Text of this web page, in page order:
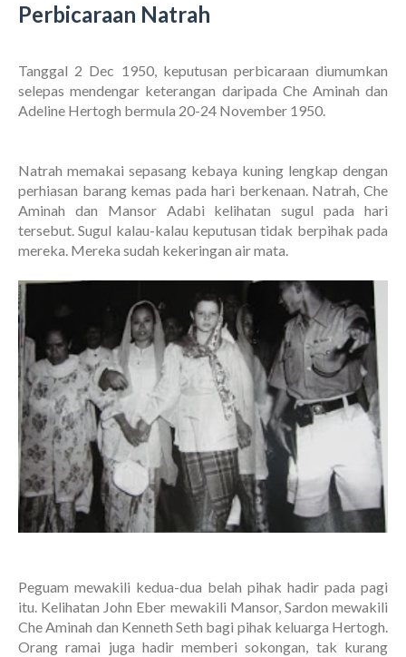
Perbicaraan Natrah
Tanggal 2 Dec 1950, keputusan perbicaraan diumumkan
selepas mendengar keterangan daripada Che Aminah dan
Adeline Hertogh bermula 20-24 November 1950.
Natrah memakai sepasang kebaya kuning lengkap dengan
perhiasan barang kemas pada hari berkenaan. Natrah, Che
Aminah dan Mansor Adabi kelihatan sugul pada hari
tersebut. Sugul kalau-kalau keputusan tidak berpihak pada
mereka. Mereka sudah kekeringan air mata.
Peguam mewakili kedua-dua belah pihak hadir pada pagi
itu. Kelihatan John Eber mewakili Mansor, Sardon mewakili
Che Aminah dan Kenneth Seth bagi pihak keluarga Hertogh.
Orang ramai juga hadir memberi sokongan, tak kurang